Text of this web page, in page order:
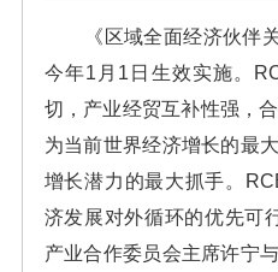
《区域全面经济伙伴
今年1 月 1 日生效实施。
切，产业经贸互补性强，合
为当前世界经济增长的最
增长潜力的最大抓手。
济发展对外循环的优先可
产业合作委员会主席许宁